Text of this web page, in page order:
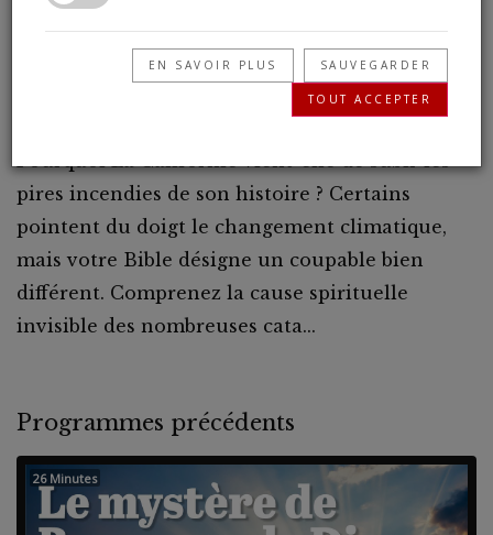
sous le coup d’une
malédiction ?
Pourquoi La Californie vient-elle de subir les
pires incendies de son histoire ? Certains
pointent du doigt le changement climatique,
mais votre Bible désigne un coupable bien
différent. Comprenez la cause spirituelle
invisible des nombreuses cata...
Programmes précédents
26 Minutes
EN SAVOIR PLUS SAUVEGARDER
TOUT ACCEPTER